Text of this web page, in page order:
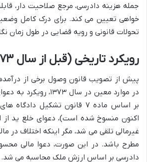
جمله هزینه دادرسی، مرجع صلاحیت دار،
خواهی تعیین می کند. برای درک کامل
تحولات قانونی و رویه قضایی در طول زمان
رویکرد تاریخی (قبل از سال ۱۳۷۳)
پیش از تصویب قانون وصول برخی از
در موارد معین در سال
بر اساس ماده ۷ قانون تشکیل
اکنون منسوخ شده است)، دعوای خلع ید از
غیرمالی تلقی می شد، مگر اینکه اختلاف در
مطرح باشد. در این صورت، دعوا مالی
دادرسی بر اساس ارزش ملک محاسبه می شد.